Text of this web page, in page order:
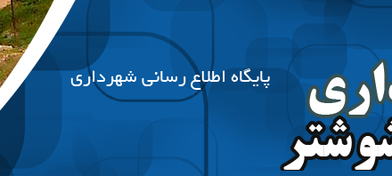
پایگاه اطلاع رسانی شهرداری